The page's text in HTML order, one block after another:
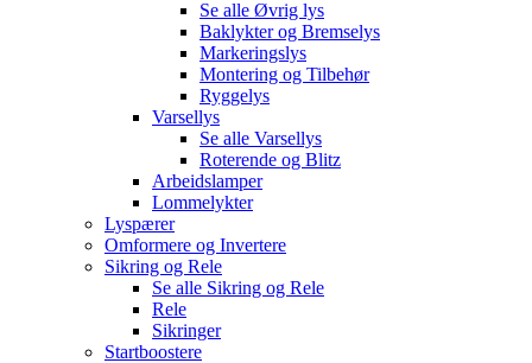
Se alle Øvrig lys
Baklykter og Bremselys
Markeringslys
Montering og Tilbehør
Ryggelys
Varsellys
Se alle Varsellys
Roterende og Blitz
Arbeidslamper
Lommelykter
Lyspærer
Omformere og Invertere
Sikring og Rele
Se alle Sikring og Rele
Rele
Sikringer
Startboostere